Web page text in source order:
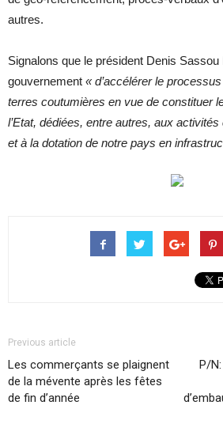
autres.
Signalons que le président Denis Sassou
gouvernement « d’accélérer le
terres coutumières en vue de constituer
l’Etat, dédiées, entre autres, aux
et à la dotation de notre pays en
Previous article
Les commerçants se plaignent
de la mévente après les fêtes
de fin d’année
P/